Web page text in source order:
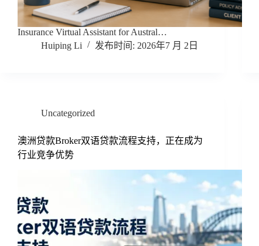
Insurance Virtual Assistant for Austral…
Huiping Li
2026年7 月 2日
Uncategorized
澳洲贷款Broker双语贷款流程支持，正在成为
行业竞争优势